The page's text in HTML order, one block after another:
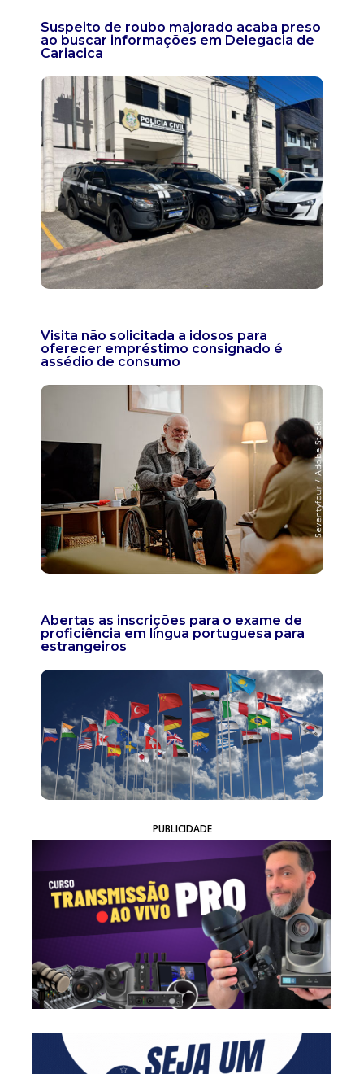
Suspeito de roubo majorado acaba preso
ao buscar informações em Delegacia de
Cariacica
Visita não solicitada a idosos para
oferecer empréstimo consignado é
assédio de consumo
Abertas as inscrições para o exame de
proficiência em língua portuguesa para
estrangeiros
PUBLICIDADE